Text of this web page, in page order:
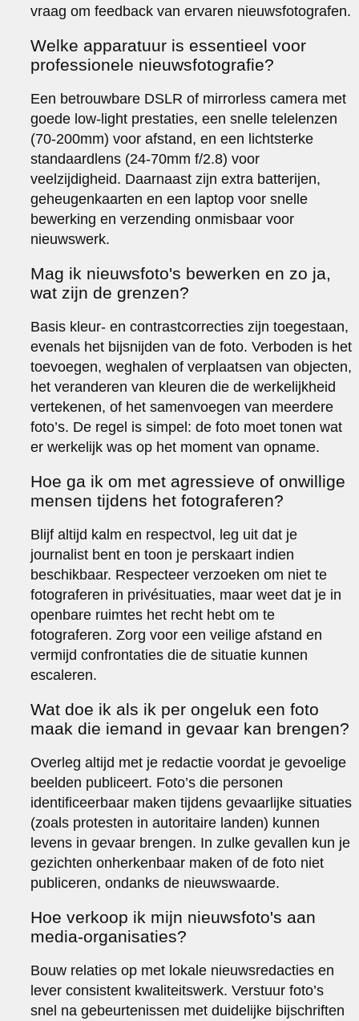
vraag om feedback van ervaren nieuwsfotografen.
Welke apparatuur is essentieel voor
professionele nieuwsfotografie?
Een betrouwbare DSLR of mirrorless camera met
goede low-light prestaties, een snelle telelenzen
(70-200mm) voor afstand, en een lichtsterke
standaardlens (24-70mm f/2.8) voor
veelzijdigheid. Daarnaast zijn extra batterijen,
geheugenkaarten en een laptop voor snelle
bewerking en verzending onmisbaar voor
nieuwswerk.
Mag ik nieuwsfoto's bewerken en zo ja,
wat zijn de grenzen?
Basis kleur- en contrastcorrecties zijn toegestaan,
evenals het bijsnijden van de foto. Verboden is het
toevoegen, weghalen of verplaatsen van objecten,
het veranderen van kleuren die de werkelijkheid
vertekenen, of het samenvoegen van meerdere
foto’s. De regel is simpel: de foto moet tonen wat
er werkelijk was op het moment van opname.
Hoe ga ik om met agressieve of onwillige
mensen tijdens het fotograferen?
Blijf altijd kalm en respectvol, leg uit dat je
journalist bent en toon je perskaart indien
beschikbaar. Respecteer verzoeken om niet te
fotograferen in privésituaties, maar weet dat je in
openbare ruimtes het recht hebt om te
fotograferen. Zorg voor een veilige afstand en
vermijd confrontaties die de situatie kunnen
escaleren.
Wat doe ik als ik per ongeluk een foto
maak die iemand in gevaar kan brengen?
Overleg altijd met je redactie voordat je gevoelige
beelden publiceert. Foto’s die personen
identificeerbaar maken tijdens gevaarlijke situaties
(zoals protesten in autoritaire landen) kunnen
levens in gevaar brengen. In zulke gevallen kun je
gezichten onherkenbaar maken of de foto niet
publiceren, ondanks de nieuwswaarde.
Hoe verkoop ik mijn nieuwsfoto's aan
media-organisaties?
Bouw relaties op met lokale nieuwsredacties en
lever consistent kwaliteitswerk. Verstuur foto’s
snel na gebeurtenissen met duidelijke bijschriften